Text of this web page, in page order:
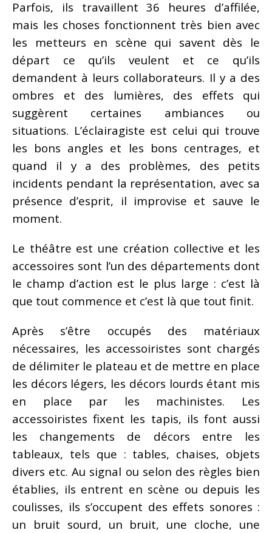
Parfois, ils travaillent 36 heures d’affilée,
mais les choses fonctionnent très bien avec
les metteurs en scène qui savent dès le
départ ce qu’ils veulent et ce qu’ils
demandent à leurs collaborateurs. Il y a des
ombres et des lumières, des effets qui
suggèrent certaines ambiances ou
situations. L’éclairagiste est celui qui trouve
les bons angles et les bons centrages, et
quand il y a des problèmes, des petits
incidents pendant la représentation, avec sa
présence d’esprit, il improvise et sauve le
moment.
Le théâtre est une création collective et les
accessoires sont l’un des départements dont
le champ d’action est le plus large : c’est là
que tout commence et c’est là que tout finit.
Après s’être occupés des matériaux
nécessaires, les accessoiristes sont chargés
de délimiter le plateau et de mettre en place
les décors légers, les décors lourds étant mis
en place par les machinistes. Les
accessoiristes fixent les tapis, ils font aussi
les changements de décors entre les
tableaux, tels que : tables, chaises, objets
divers etc. Au signal ou selon des règles bien
établies, ils entrent en scène ou depuis les
coulisses, ils s’occupent des effets sonores :
un bruit sourd, un bruit, une cloche, une